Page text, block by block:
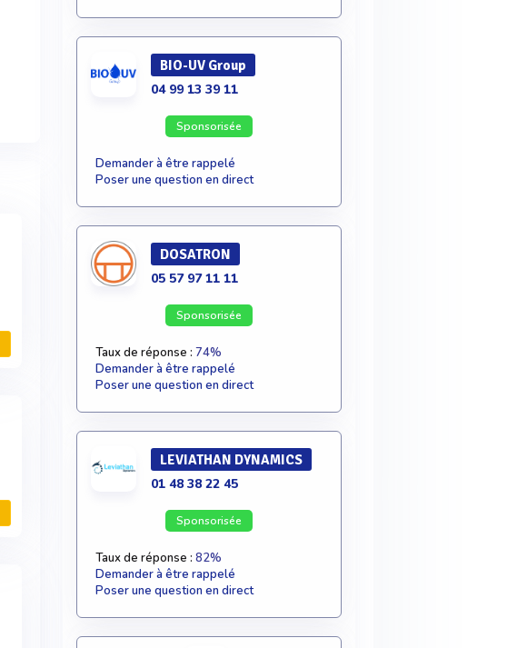
BIO-UV Group
04 99 13 39 11
Sponsorisée
Demander à être rappelé
Poser une question en direct
DOSATRON
05 57 97 11 11
Sponsorisée
Taux de réponse : 74%
Demander à être rappelé
Poser une question en direct
LEVIATHAN DYNAMICS
01 48 38 22 45
Sponsorisée
Taux de réponse : 82%
Demander à être rappelé
Poser une question en direct